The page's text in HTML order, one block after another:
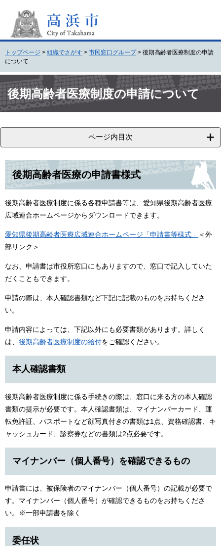
頭
。
飛
て
本
文
トップページ > 組織でさがす > 市民窓口グループ > 後期高齢者医療制度の申請
について
文後期高齢者医療制度の申請について
ページ内目次
後期高齢者医療の申請書様式
後期高齢者医療制度に係る各種申請書等は、愛知県後期高齢者医療
広域連合ホームページからダウンロードできます。
愛知県後期高齢者医療広域連合ホームページ「申請書等様式」
＜外
部リンク＞
なお、申請書は市役所窓口にもありますので、窓口で記入していた
だくこともできます。
申請の際は、本人確認書類など下記に記載のものをお持ちくださ
い。
申請内容によっては、下記以外にも必要書類があります。詳しく
は、 後期高齢者医療制度の給付をご確認ください。
本人確認書類
後期高齢者医療制度に係る手続きの際は、窓口に来る方の本人確認
書類の提示が必要です。本人確認書類は、マイナンバーカード、運
転免許証、パスポートなど顔写真付きの書類は1点、資格確認書、キ
ャッシュカード、診察券などの書類は2点必要です。
マイナンバー（個人番号）を確認できるもの
申請書には、被保険者のマイナンバー（個人番号）の記載が必要で
す。マイナンバー（個人番号）が確認できるものをお持ちくださ
い。※一部申請書を除く
委任状